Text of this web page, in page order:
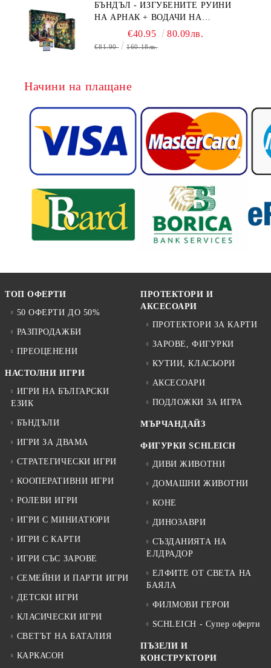
БЪНДЪЛ - ИЗГУБЕНИТЕ РУИНИ
НА АРНАК + ВОДАЧИ НА
ЕКСПЕДИЦИИ + ПРОМО КАРТИ
БЕЗПЛАТНО
€40.95 80.09лв.
€81.90 160.18лв.
Начини на плащане
ТОП ОФЕРТИ
50 ОФЕРТИ ДО 50%
РАЗПРОДАЖБИ
ПРЕОЦЕНЕНИ
НАСТОЛНИ ИГРИ
ИГРИ НА БЪЛГАРСКИ
ЕЗИК
БЪНДЪЛИ
ИГРИ ЗА ДВАМА
СТРАТЕГИЧЕСКИ ИГРИ
КООПЕРАТИВНИ ИГРИ
РОЛЕВИ ИГРИ
ИГРИ С МИНИАТЮРИ
ИГРИ С КАРТИ
ИГРИ СЪС ЗАРОВЕ
СЕМЕЙНИ И ПАРТИ ИГРИ
ДЕТСКИ ИГРИ
КЛАСИЧЕСКИ ИГРИ
СВЕТЪТ НА БАТАЛИЯ
КАРКАСОН
ПРОТЕКТОРИ И
АКСЕСОАРИ
ПРОТЕКТОРИ ЗА КАРТИ
ЗАРОВЕ, ФИГУРКИ
КУТИИ, КЛАСЬОРИ
АКСЕСОАРИ
ПОДЛОЖКИ ЗА ИГРА
МЪРЧАНДАЙЗ
ФИГУРКИ SCHLEICH
ДИВИ ЖИВОТНИ
ДОМАШНИ ЖИВОТНИ
КОНЕ
ДИНОЗАВРИ
СЪЗДАНИЯТА НА
ЕЛДРАДОР
ЕЛФИТЕ ОТ СВЕТА НА
БАЯЛА
ФИЛМОВИ ГЕРОИ
SCHLEICH - Супер оферти
ПЪЗЕЛИ И
КОНСТРУКТОРИ